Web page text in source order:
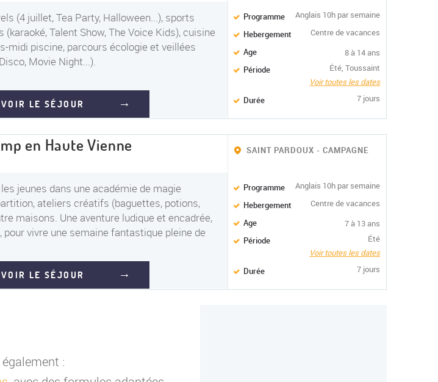
(4 juillet, Tea Party, Halloween...), sports
Talent Show, The Voice Kids), cuisine
midi piscine, parcours écologie et veillées
Movie Night...).
VOIR LE SÉJOUR
Programme
Anglais 10h par semaine
Hebergement
Centre de vacances
Age
8 à 14 ans
Période
Été, Toussaint
Voir toutes les dates
Durée
7 jours
en Haute Vienne
jeunes dans une académie de magie
ateliers créatifs (baguettes, potions,
maisons. Une aventure ludique et encadrée,
vivre une semaine fantastique pleine de
VOIR LE SÉJOUR
SAINT PARDOUX - CAMPAGNE
Programme
Anglais 10h par semaine
Hebergement
Centre de vacances
Age
7 à 13 ans
Période
Été
Voir toutes les dates
Durée
7 jours
: